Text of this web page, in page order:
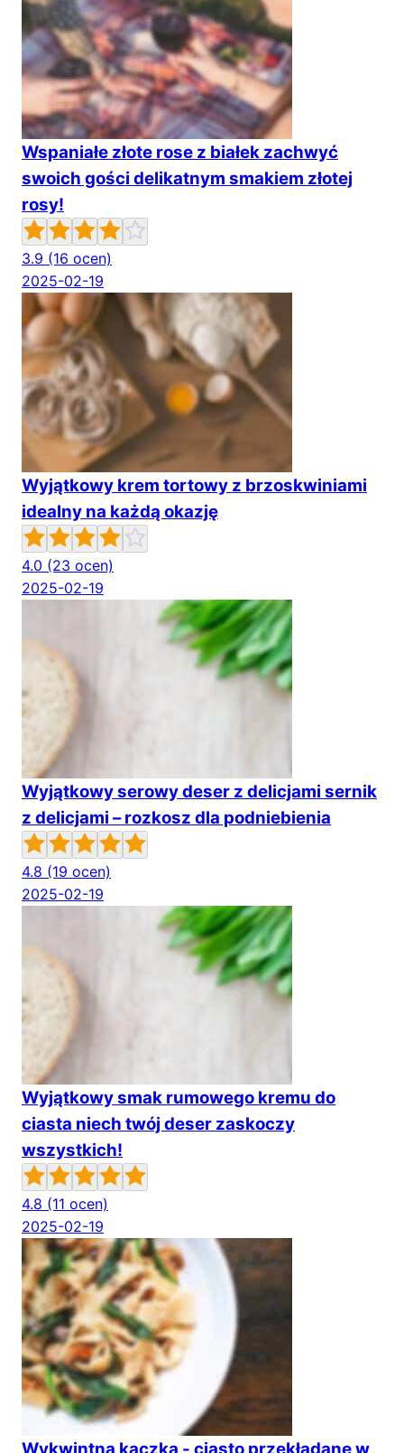
Wspaniałe złote rose z białek zachwyć
swoich gości delikatnym smakiem złotej
rosy!
3.9 (16 ocen)
2025-02-19
Wyjątkowy krem tortowy z brzoskwiniami
idealny na każdą okazję
4.0 (23 ocen)
2025-02-19
Wyjątkowy serowy deser z delicjami sernik
z delicjami – rozkosz dla podniebienia
4.8 (19 ocen)
2025-02-19
Wyjątkowy smak rumowego kremu do
ciasta niech twój deser zaskoczy
wszystkich!
4.8 (11 ocen)
2025-02-19